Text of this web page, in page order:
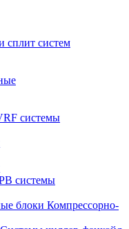
сплит систем
системы
системы
Компрессорно-